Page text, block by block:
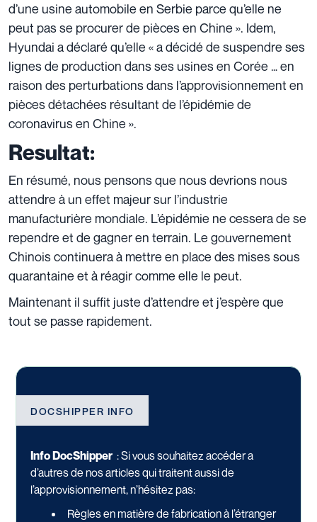
d’une usine automobile en Serbie parce qu’elle ne
peut pas se procurer de pièces en Chine ». Idem,
Hyundai a déclaré qu’elle « a décidé de suspendre ses
lignes de production dans ses usines en Corée … en
raison des perturbations dans l’approvisionnement en
pièces détachées résultant de l’épidémie de
coronavirus en Chine ».
Resultat:
En résumé, nous pensons que nous devrions nous
attendre à un effet majeur sur l’industrie
manufacturière mondiale. L’épidémie ne cessera de se
rependre et de gagner en terrain. Le gouvernement
Chinois continuera à mettre en place des mises sous
quarantaine et à réagir comme elle le peut.
Maintenant il suffit juste d’attendre et j’espère que
tout se passe rapidement.
DOCSHIPPER INFO
Info DocShipper :Si vous souhaitez accéder a
d’autres de nos articles qui traitent aussi de
l’approvisionnement, n’hésitez pas:
Règles en matière de fabrication à l’étranger